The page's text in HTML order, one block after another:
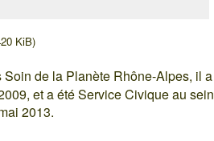
KiB)
de la Planète Rhône-Alpes, il a
et a été Service Civique au sein
2013.